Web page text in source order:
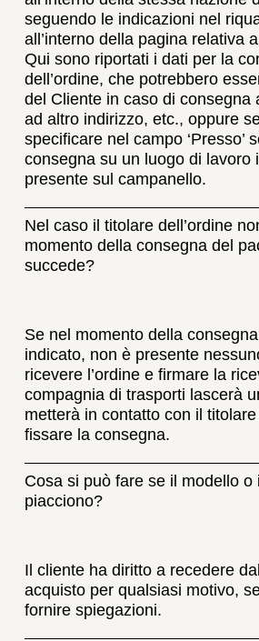
seguendo le indicazioni nel
all’interno della pagina relativa
Qui sono riportati i dati per la
dell’ordine, che potrebbero
del Cliente in caso di consegna
ad altro indirizzo, etc., oppure
specificare nel campo ‘Presso’
consegna su un luogo di lavoro
presente sul campanello.
Nel caso il titolare dell’ordine
momento della consegna del
succede?
Se nel momento della
indicato, non è presente
ricevere l’ordine e firmare la
compagnia di trasporti lascerà
metterà in contatto con il titolare
fissare la consegna.
Cosa si può fare se il modello o
piacciono?
Il cliente ha diritto a recedere
acquisto per qualsiasi motivo,
fornire spiegazioni.